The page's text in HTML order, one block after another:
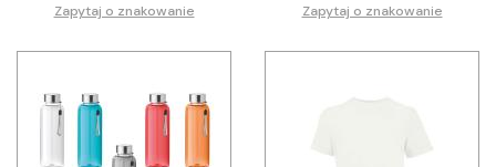
Zapytaj o znakowanie
Zapytaj o znakowanie